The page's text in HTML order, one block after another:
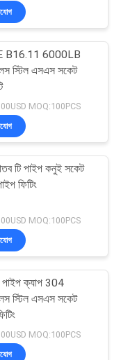
B16.11 6000LB
স্টিল এসএস সকেট
MOQ:100PCS
টি পাইপ কনুই সকেট
ফিটিং
MOQ:100PCS
পাইপ ক্যাপ 304
স্টিল এসএস সকেট
MOQ:100PCS